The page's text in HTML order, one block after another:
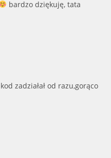
bardzo dziękuję, tata
zadziałał od razu,gorąco